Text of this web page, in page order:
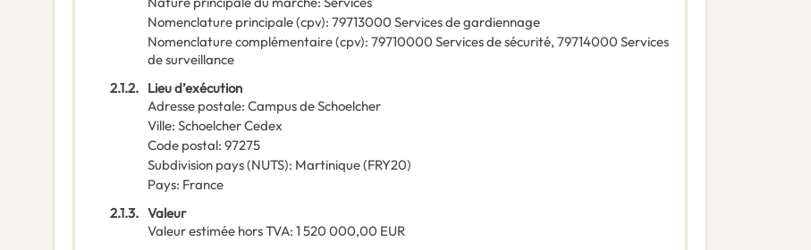
Nomenclature principale(cpv): 79713000 Services de gardiennage
Nomenclature complémentaire(cpv): 79710000 Services de sécurité, 79714000 Services
de surveillance
2.1.2. Lieu d’exécution
Adresse postale: Campus de Schoelcher
Ville: Schoelcher Cedex
Code postal: 97275
Subdivision pays (NUTS): Martinique(FRY20)
Pays: France
2.1.3. Valeur
Valeur estimée hors TVA: 1 520 000,00 EUR